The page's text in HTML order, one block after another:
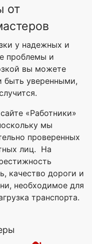
от
у надежных и
проблемы и
вы можете
быть уверенными,
«Работники»
мы
проверенных
лиц. На
качество дороги и
необходимое для
транспорта.